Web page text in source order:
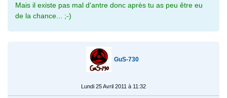
Mais il existe pas mal d'antre donc après tu as peu être eu
de la chance... ;-)
GuS-730
Lundi 25 Avril 2011 à 11:32